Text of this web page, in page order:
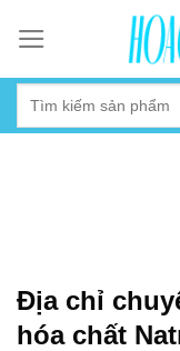
content
Địa chỉ
hóa chất